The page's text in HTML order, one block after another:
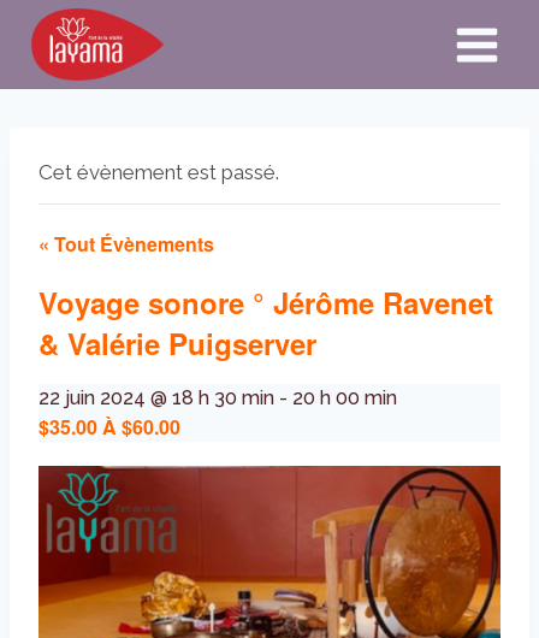
Aller
contenu
Cet évènement est passé.
« Tout Évènements
Voyage sonore ° Jérôme Ravenet
& Valérie Puigserver
22 juin 2024 @ 18 h 30 min - 20 h 00 min
$35.00 À $60.00